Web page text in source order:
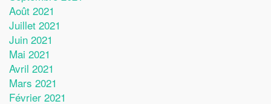
Août 2021
Juillet 2021
Juin 2021
Mai 2021
Avril 2021
Mars 2021
Février 2021